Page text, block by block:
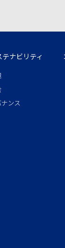
テナビリティ
ンス